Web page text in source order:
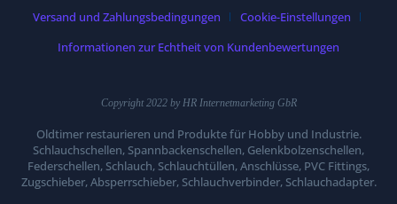
Versand und Zahlungsbedingungen
Cookie-Einstellungen
Informationen zur Echtheit von Kundenbewertungen
Copyright 2022 by HR Internetmarketing GbR
Oldtimer restaurieren und Produkte für Hobby und Industrie.
Schlauchschellen, Spannbackenschellen, Gelenkbolzenschellen,
Federschellen, Schlauch, Schlauchtüllen, Anschlüsse, PVC Fittings,
Zugschieber, Absperrschieber, Schlauchverbinder, Schlauchadapter.